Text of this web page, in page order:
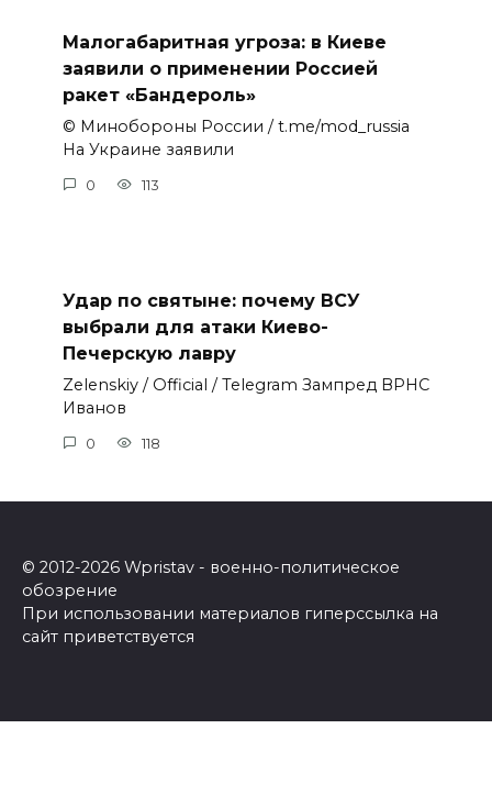
Малогабаритная угроза: в Киеве
заявили о применении Россией
ракет «Бандероль»
© Минобороны России / t.me/mod_russia
На Украине заявили
0 113
Удар по святыне: почему ВСУ
выбрали для атаки Киево-
Печерскую лавру
Zеlеnskiу / Оfficiаl / Telegram Зампред ВРНС
Иванов
0 118
© 2012-2026 Wpristav - военно-политическое
обозрение
При использовании материалов гиперссылка на
сайт приветствуется